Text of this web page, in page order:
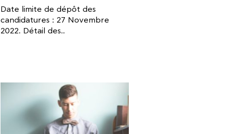
Date limite de dépôt des
candidatures : 27 Novembre
2022. Détail des..